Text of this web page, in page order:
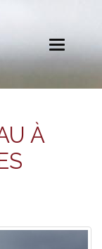
Toggle
À